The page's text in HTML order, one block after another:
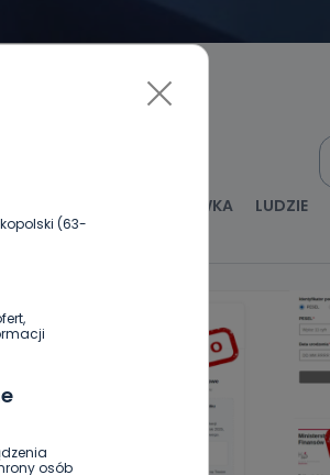
(63-
osób
KULTURA I ROZRYWKA LUDZIE
WYWIADY